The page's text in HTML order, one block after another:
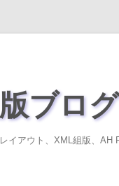
ブログ
イアウト、XML組版、AH